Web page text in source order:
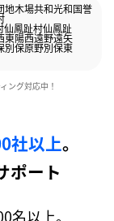
地木場共和光和国誉
仙鳳趾村仙鳳趾
東陽西遠野遠矢
別保原野別保東
ング対応中！
社以上。
ポート
名以上。